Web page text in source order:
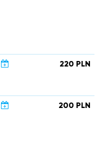
220 PLN
200 PLN